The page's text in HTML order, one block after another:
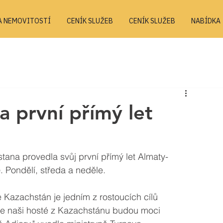
NEMOVITOSTÍ CENÍK SLUŽEB CENÍK SLUŽEB NABÍDKA
první přímý let
provedla svůj první přímý let Almaty-
Pondělí, středa a neděle.
Kazachstán je jedním z rostoucích cílů
naši hosté z Kazachstánu budou moci